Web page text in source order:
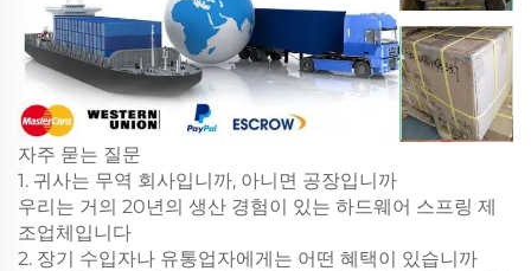
자주 묻는 질문
1. 귀사는 무역 회사입니까, 아니면 공장입니까
우리는 거의 20년의 생산 경험이 있는 하드웨어 스프링 제
조업체입니다
2. 장기 수입자나 유통업자에게는 어떤 혜택이 있습니까